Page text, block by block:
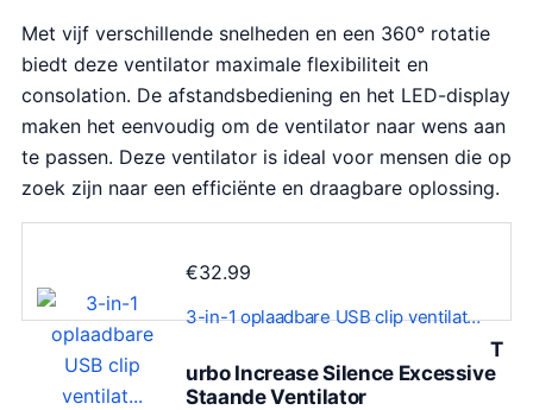
Met vijf verschillende snelheden en een 360° rotatie
biedt deze ventilator maximale flexibiliteit en
consolation. De afstandsbediening en het LED-display
maken het eenvoudig om de ventilator naar wens aan
te passen. Deze ventilator is ideal voor mensen die op
zoek zijn naar een efficiënte en draagbare oplossing.
€32.99
3-in-1 oplaadbare USB clip ventilat…
T
urbo Increase Silence Excessive
Staande Ventilator